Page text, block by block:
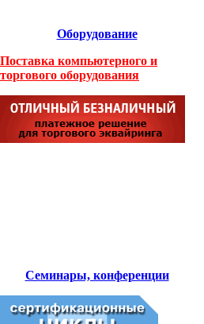
Оборудование
Поставка компьютерного и
торгового оборудования
Семинары, конференции